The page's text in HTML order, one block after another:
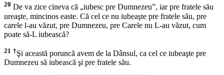
20 De va zice cineva că „iubesc pre Dumnezeu”, iar pre fratele său
ureaşte, mincinos easte. Că cel ce nu iubeaşte pre fratele său, pre
carele l-au văzut, pre Dumnezeu, pre Carele nu L-au văzut, cum
poate să-L iubească?
21 †Şi această poruncă avem de la Dânsul, ca cel ce iubeaşte pre
Dumnezeu să iubească şi pre fratele său.